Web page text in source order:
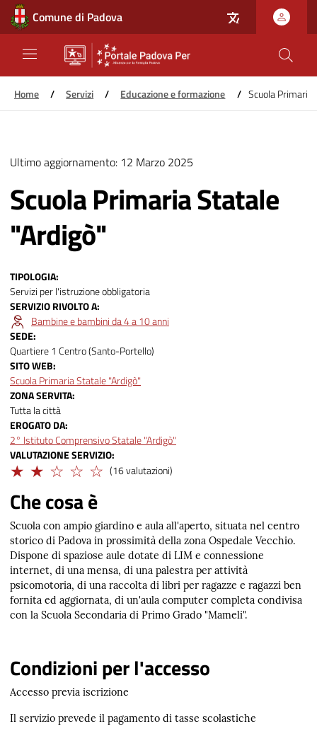
contenuto
principale
Comune di Padova
Home / Servizi / Educazione e formazione / Scuola Primaria
Ultimo aggiornamento: 12 Marzo 2025
Scuola Primaria Statale
"Ardigò"
TIPOLOGIA
Servizi per l'istruzione obbligatoria
SERVIZIO RIVOLTO A
Bambine e bambini da 4 a 10 anni
SEDE
Quartiere 1 Centro (Santo-Portello)
SITO WEB
Scuola Primaria Statale "Ardigò"
ZONA SERVITA
Tutta la città
EROGATO DA
2° Istituto Comprensivo Statale "Ardigò"
VALUTAZIONE SERVIZIO
Limitato (16 valutazioni)
Che cosa è
Scuola con ampio giardino e aula all'aperto, situata nel centro
storico di Padova in prossimità della zona Ospedale Vecchio.
Dispone di spaziose aule dotate di LIM e connessione
internet, di una mensa, di una palestra per attività
psicomotoria, di una raccolta di libri per ragazze e ragazzi ben
fornita ed aggiornata, di un'aula computer completa condivisa
con la Scuola Secondaria di Primo Grado "Mameli".
Condizioni per l'accesso
Accesso previa iscrizione
Il servizio prevede il pagamento di tasse scolastiche